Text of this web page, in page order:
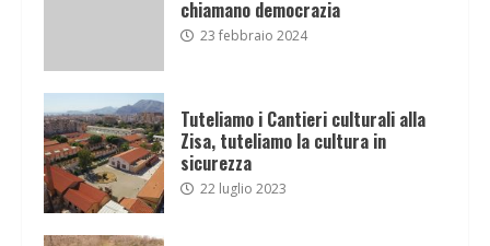
chiamano democrazia
23 febbraio 2024
Tuteliamo i Cantieri culturali alla
Zisa, tuteliamo la cultura in
sicurezza
22 luglio 2023